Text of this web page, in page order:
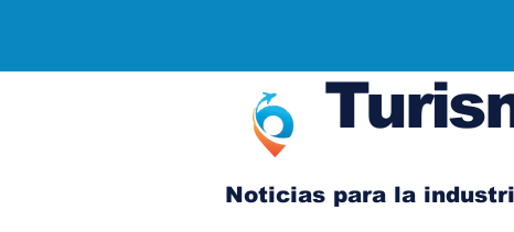
Noticias para la